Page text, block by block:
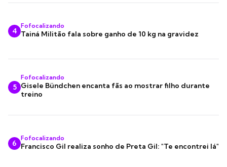
4
Fofocalizando
Tainá Militão fala sobre ganho de 10 kg na gravidez
5
Fofocalizando
Gisele Bündchen encanta fãs ao mostrar filho durante
treino
6
Fofocalizando
Francisco Gil realiza sonho de Preta Gil: "Te encontrei lá"